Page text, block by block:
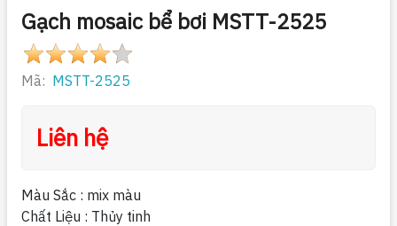
Gạch mosaic bể bơi MSTT-2525
Mã: MSTT-2525
Liên hệ
Màu Sắc : mix màu
Chất Liệu : Thủy tinh